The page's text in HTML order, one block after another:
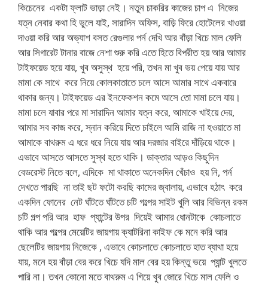
কিচেনের একটা ফ্লাট ভাড়া নেই। নতুন চাকরির কাজের চাপ এ নিজের
যত্ন নেবার কথা হি ভুলে যাই, সারাদিন অফিস, বাড়ি ফিরে হোটেলের খাওয়া
দাওয়া করি আর অভ্যাশ বসত রেগুলার পর্ন দেখি আর বাঁড়া খিচে মাল ফেলি
আর সিগারেট টানার বাজে নেশা শুরু করি এতে হিতে বিপরীত হয় আর আমার
টাইফয়েড হয়ে যায়, খুব অসুস্থ হয়ে পরি, তখন মা খুব ভয় পেয়ে যায় আর
মামা কে সাথে করে নিয়ে কোলকাতাতে চলে আসে আমার সাথে একবারে
থাকার জন্য। টাইফয়েড এর ইনফেকশন কমে আসে তো মামা চলে যায়।
মামা চলে যাবার পরে মা সারাদিন আমার যত্ন করে, আমাকে খাইয়ে দেয়,
আমার সব কাজ করে, স্নান করিয়ে দিতে চাইলে আমি রাজি না হওয়াতে মা
আমাকে বাথরুম এ ধরে ধরে নিয়ে যায় আর দরজার বাইরে দাঁড়িয়ে থাকে।
এভাবে আসতে আসতে সুস্থ হতে থাকি। ডাক্তার আড়ও কিছুদিন
বেডরেস্ট নিতে বলে, এদিকে মা থাকাতে অনেকদিন খেঁচাও হয় নি, পর্ন
দেখতে পারছি না তাই ছট ফটো করছি কামের জ্বালায়, এভাবে হঠাৎ করে
একদিন ফোনের নেট ঘাঁটতে ঘাঁটতে চটি গল্পের সাইট খুলি আর বিভিন্ন রকম
চটি গল্প পরি আর হাফ প্যান্টের উপর দিয়েই আমার ধোনটাকে কোচলাতে
থাকি আর গল্পের মেয়েটির জায়গায় ক্যাটরিনা কাইফ কে মনে করি আর
ছেলেটির জায়গায় নিজেকে , এভাবে কোচলাতে কোচলাতে হাত ব্যাথা হয়ে
যায়, মনে হয় বাঁড়া বের করে খিচে যদি মাল বের হয় কিন্তু ভয়ে প্যান্ট খুলতে
পারি না। তখন কোনো মতে বাথরুম এ গিয়ে খুব জোরে খিচে মাল ফেলি ও